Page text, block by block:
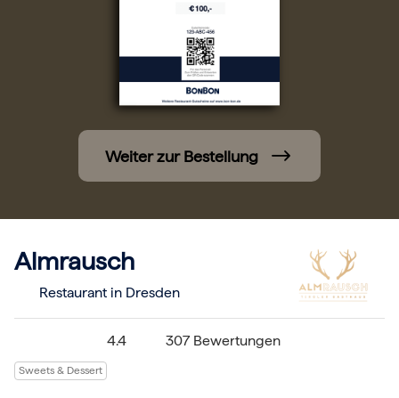
Frohe Weihnachten
Regionale Gutscheine
Berlin
Hamburg
München
Köln
Düsseldorf
Stuttgart
Essen
Das ideale Geschenk für alle Anlässe
Weiter zur Bestellung
Almrausch
Restaurant in Dresden
4.4 307 Bewertungen
Sweets & Dessert